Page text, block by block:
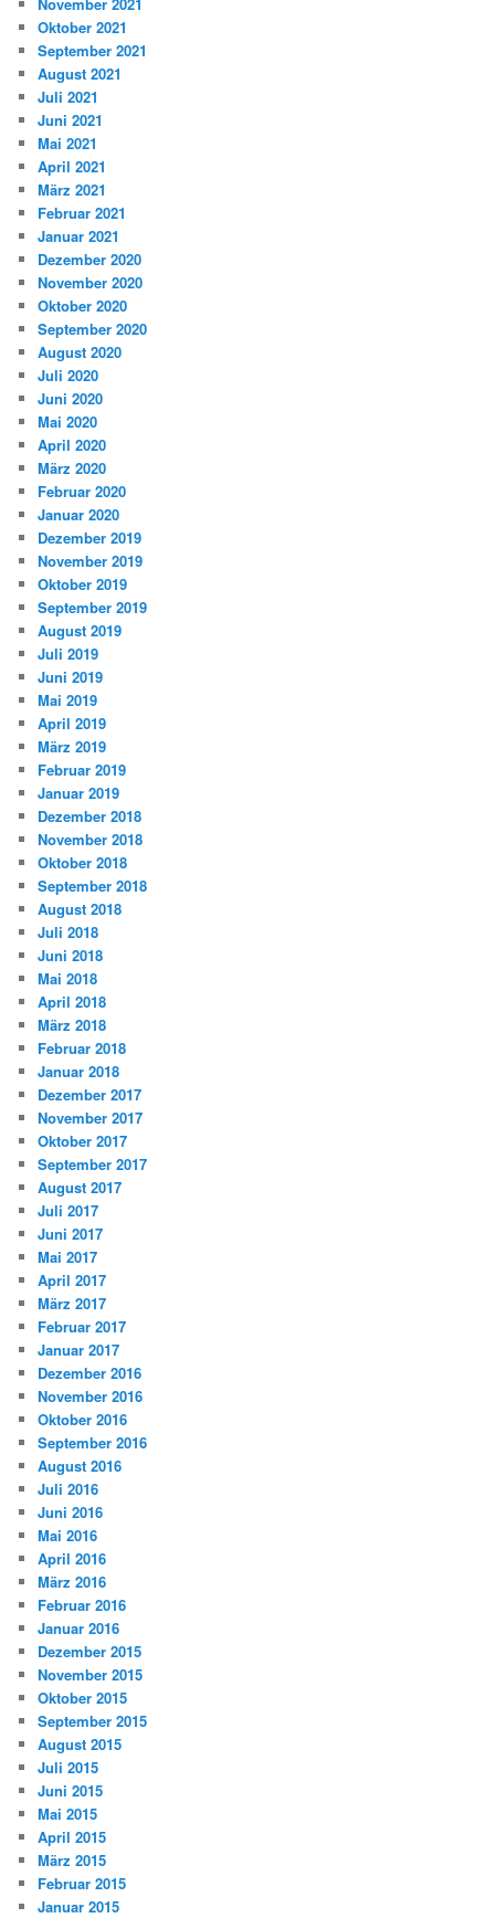
Oktober 2021
September 2021
August 2021
Juli 2021
Juni 2021
Mai 2021
April 2021
März 2021
Februar 2021
Januar 2021
Dezember 2020
November 2020
Oktober 2020
September 2020
August 2020
Juli 2020
Juni 2020
Mai 2020
April 2020
März 2020
Februar 2020
Januar 2020
Dezember 2019
November 2019
Oktober 2019
September 2019
August 2019
Juli 2019
Juni 2019
Mai 2019
April 2019
März 2019
Februar 2019
Januar 2019
Dezember 2018
November 2018
Oktober 2018
September 2018
August 2018
Juli 2018
Juni 2018
Mai 2018
April 2018
März 2018
Februar 2018
Januar 2018
Dezember 2017
November 2017
Oktober 2017
September 2017
August 2017
Juli 2017
Juni 2017
Mai 2017
April 2017
März 2017
Februar 2017
Januar 2017
Dezember 2016
November 2016
Oktober 2016
September 2016
August 2016
Juli 2016
Juni 2016
Mai 2016
April 2016
März 2016
Februar 2016
Januar 2016
Dezember 2015
November 2015
Oktober 2015
September 2015
August 2015
Juli 2015
Juni 2015
Mai 2015
April 2015
März 2015
Februar 2015
Januar 2015